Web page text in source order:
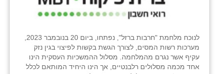
מערכות רשות המסים, לצורך הגשת בקשות לפיצוי בגין נזק
עקיף אשר נגרם מהמלחמה. מסלול ההמשכיות העסקית הינו
אחד מכמה מסלולים רלבנטיים, אך הינו היחיד המותאם לכלל